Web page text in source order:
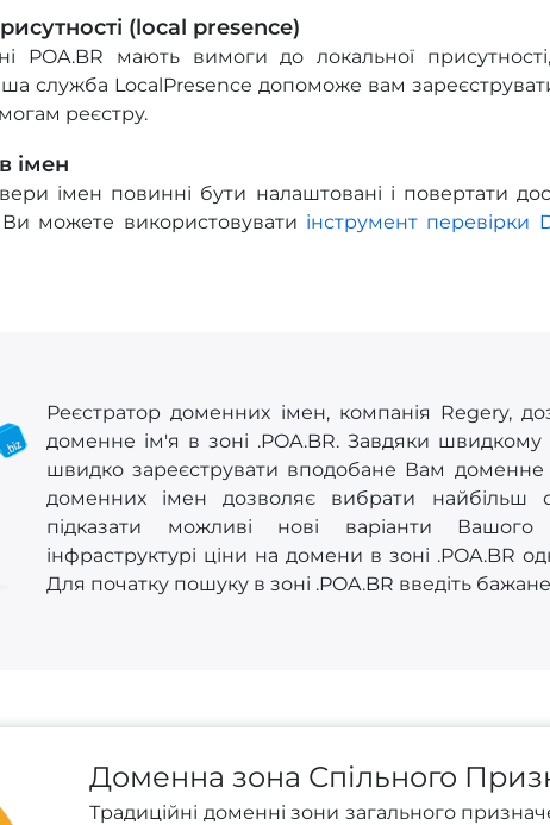
(local presence)
POA.BR мають вимоги до локальної
служба LocalPresence допоможе вам
реєстру.
імен
імен повинні бути налаштовані і повертати
можете використовувати інструмент перевірки
Реєстратор доменних імен, компанія Regery,
доменне ім'я в зоні .POA.BR. Завдяки
швидко зареєструвати вподобане Вам доменне
доменних імен дозволяє вибрати найбільш
підказати можливі нові варіанти Вашого
інфраструктурі ціни на домени в зоні .POA.BR
Для початку пошуку в зоні .POA.BR введіть
Доменна зона Спільного
Традиційні доменні зони загального